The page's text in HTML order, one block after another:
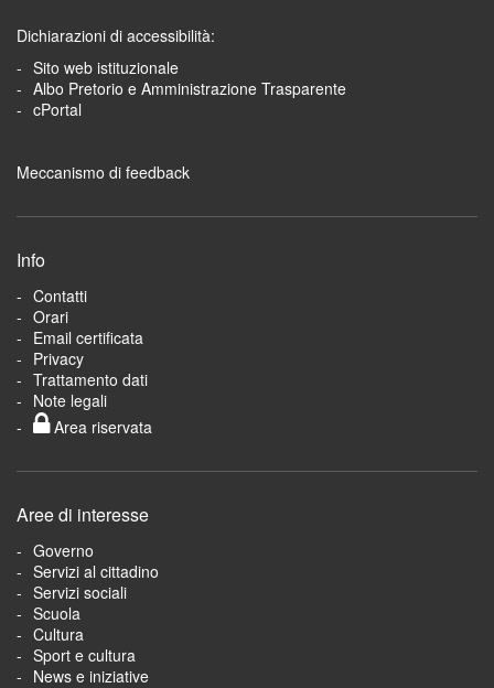
Dichiarazioni di accessibilità:
Sito web istituzionale
Albo Pretorio e Amministrazione Trasparente
cPortal
Meccanismo di feedback
Info
Contatti
Orari
Email certificata
Privacy
Trattamento dati
Note legali
Area riservata
Aree di interesse
Governo
Servizi al cittadino
Servizi sociali
Scuola
Cultura
Sport e cultura
News e iniziative